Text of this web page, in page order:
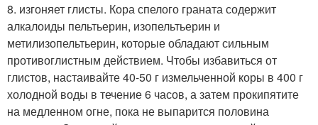
8. изгоняет глисты. Кора спелого граната содержит
алкалоиды пельтьерин, изопельтьерин и
метилизопельтьерин, которые обладают сильным
противоглистным действием. Чтобы избавиться от
глистов, настаивайте 40-50 г измельченной коры в 400 г
холодной воды в течение 6 часов, а затем прокипятите
на медленном огне, пока не выпарится половина